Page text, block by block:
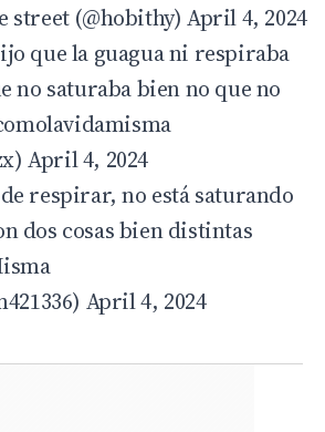
street (@hobithy)April 4, 2024
que la guagua ni respiraba
no saturaba bien no que no
April 4, 2024
respirar, no está saturando
dos cosas bien distintas
April 4, 2024